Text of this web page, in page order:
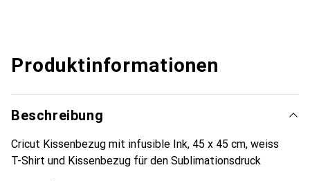
Produktinformationen
Beschreibung
Cricut Kissenbezug mit infusible Ink, 45 x 45 cm, weiss
T-Shirt und Kissenbezug für den Sublimationsdruck